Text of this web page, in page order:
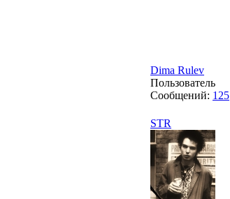
Dima Rulev
Пользователь
Сообщений: 125
STR